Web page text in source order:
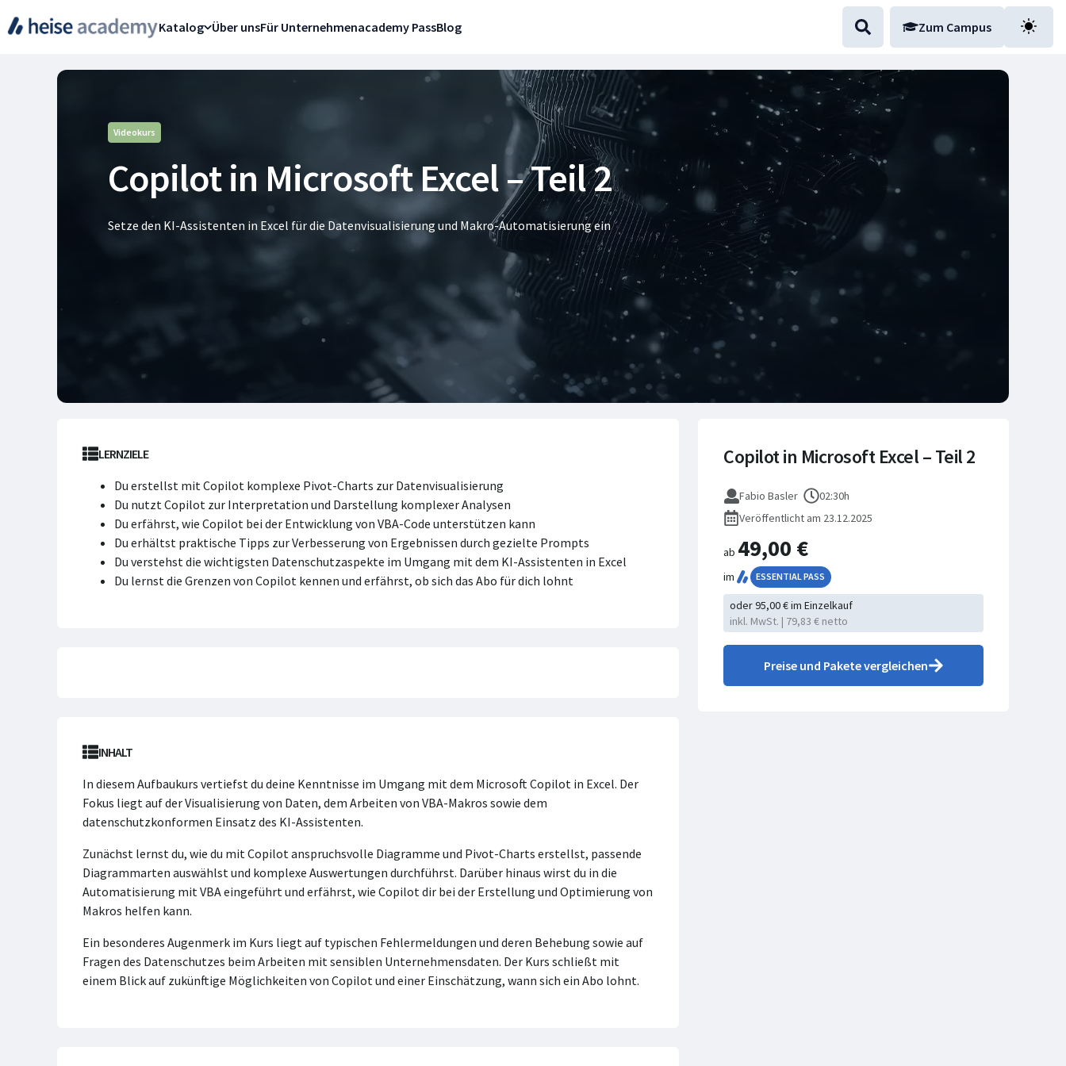
Katalog Über unsFür Unternehmenacademy PassBlog Zum Campus
Videokurs
Copilot in Microsoft Excel – Teil 2
Setze den KI-Assistenten in Excel für die Datenvisualisierung und Makro-Automatisierung ein
LERNZIELE
Du erstellst mit Copilot komplexe Pivot-Charts zur Datenvisualisierung
Du nutzt Copilot zur Interpretation und Darstellung komplexer Analysen
Du erfährst, wie Copilot bei der Entwicklung von VBA-Code unterstützen kann
Du erhältst praktische Tipps zur Verbesserung von Ergebnissen durch gezielte Prompts
Du verstehst die wichtigsten Datenschutzaspekte im Umgang mit dem KI-Assistenten in Excel
Du lernst die Grenzen von Copilot kennen und erfährst, ob sich das Abo für dich lohnt
INHALT
In diesem Aufbaukurs vertiefst du deine Kenntnisse im Umgang mit dem Microsoft Copilot in Excel. Der
Fokus liegt auf der Visualisierung von Daten, dem Arbeiten von VBA-Makros sowie dem
datenschutzkonformen Einsatz des KI-Assistenten.
Zunächst lernst du, wie du mit Copilot anspruchsvolle Diagramme und Pivot-Charts erstellst, passende
Diagrammarten auswählst und komplexe Auswertungen durchführst. Darüber hinaus wirst du in die
Automatisierung mit VBA eingeführt und erfährst, wie Copilot dir bei der Erstellung und Optimierung von
Makros helfen kann.
Ein besonderes Augenmerk im Kurs liegt auf typischen Fehlermeldungen und deren Behebung sowie auf
Fragen des Datenschutzes beim Arbeiten mit sensiblen Unternehmensdaten. Der Kurs schließt mit
einem Blick auf zukünftige Möglichkeiten von Copilot und einer Einschätzung, wann sich ein Abo lohnt.
Copilot in Microsoft Excel – Teil 2
Fabio Basler
02:30h
Veröffentlicht am 23.12.2025
ab 49,00 €
im ESSENTIAL PASS
oder 95,00 € im Einzelkauf
inkl. MwSt. | 79,83 € netto
Preise und Pakete vergleichen